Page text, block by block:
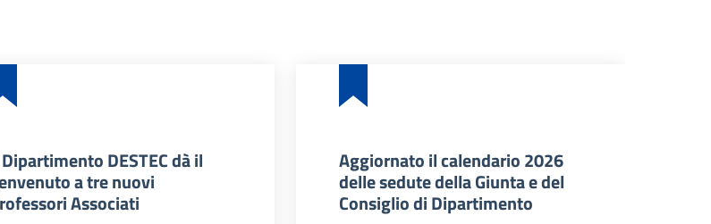
DESTEC dà il
a tre nuovi
Associati
Aggiornato il calendario 2026
delle sedute della Giunta e del
Consiglio di Dipartimento